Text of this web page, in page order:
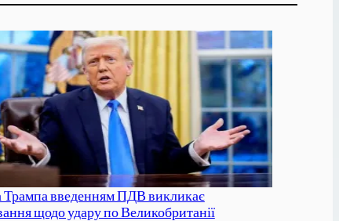
Трампа введенням ПДВ викликає
щодо удару по Великобританії